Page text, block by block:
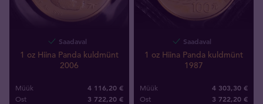
Saadaval
1 oz Hiina Panda kuldmünt
2006
Müük 4 116,20 €
Ost 3 722,20 €
Saadaval
1 oz Hiina Panda kuldmünt
1987
Müük 4 303,30 €
Ost 3 722,20 €